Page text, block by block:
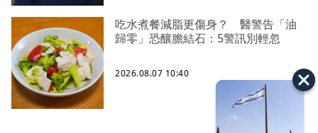
吃水煮餐減脂更傷身？ 醫警告「油
歸零」恐釀膽結石：5警訊別輕忽
2026.08.07 10:40